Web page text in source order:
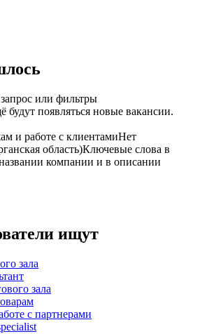
или фильтры
появляться новые вакансии.
и работе с клиентамиНет
область)Ключевые слова в
компании и в описании
ищут
зала
зала
с партнерами